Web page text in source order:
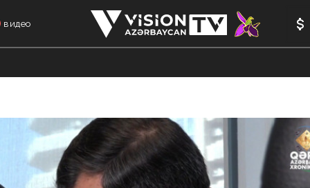
видео